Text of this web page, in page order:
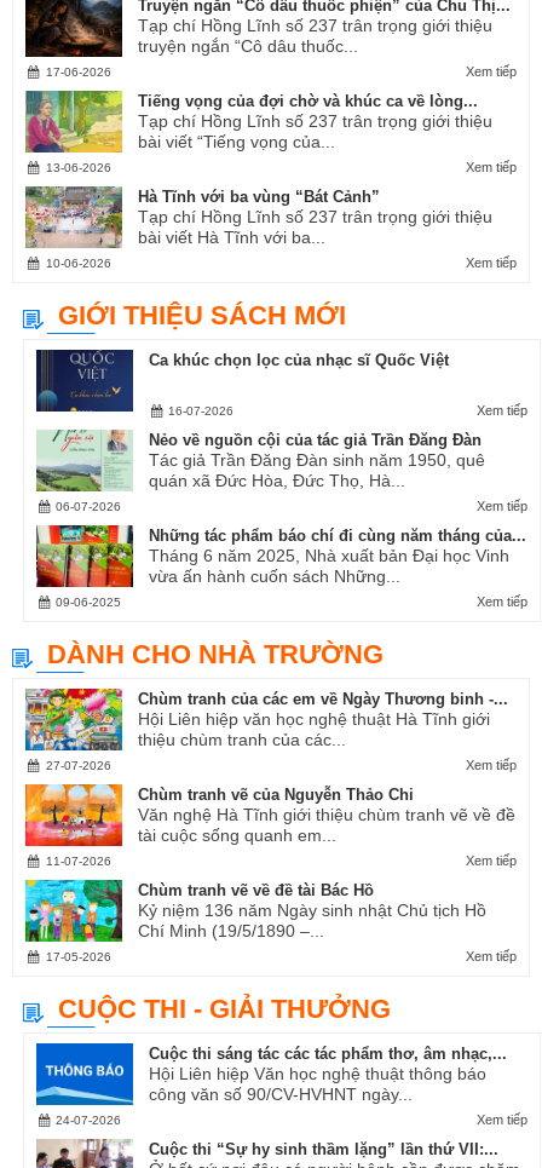
Truyện ngắn “Cô dâu thuốc phiện” của Chu Thị...
Tạp chí Hồng Lĩnh số 237 trân trọng giới thiệu
truyện ngắn “Cô dâu thuốc...
Xem tiếp
17-06-2026
Tiếng vọng của đợi chờ và khúc ca về lòng...
Tạp chí Hồng Lĩnh số 237 trân trọng giới thiệu
bài viết “Tiếng vọng của...
Xem tiếp
13-06-2026
Hà Tĩnh với ba vùng “Bát Cảnh”
Tạp chí Hồng Lĩnh số 237 trân trọng giới thiệu
bài viết Hà Tĩnh với ba...
Xem tiếp
10-06-2026
GIỚI THIỆU SÁCH MỚI
Ca khúc chọn lọc của nhạc sĩ Quốc Việt
Xem tiếp
16-07-2026
Nẻo về nguồn cội của tác giả Trần Đăng Đàn
Tác giả Trần Đăng Đàn sinh năm 1950, quê
quán xã Đức Hòa, Đức Thọ, Hà...
Xem tiếp
06-07-2026
Những tác phẩm báo chí đi cùng năm tháng của...
Tháng 6 năm 2025, Nhà xuất bản Đại học Vinh
vừa ấn hành cuốn sách Những...
Xem tiếp
09-06-2025
DÀNH CHO NHÀ TRƯỜNG
Chùm tranh của các em về Ngày Thương binh -...
Hội Liên hiệp văn học nghệ thuật Hà Tĩnh giới
thiệu chùm tranh của các...
Xem tiếp
27-07-2026
Chùm tranh vẽ của Nguyễn Thảo Chi
Văn nghệ Hà Tĩnh giới thiệu chùm tranh vẽ về đề
tài cuộc sống quanh em...
Xem tiếp
11-07-2026
Chùm tranh vẽ về đề tài Bác Hồ
Kỷ niệm 136 năm Ngày sinh nhật Chủ tịch Hồ
Chí Minh (19/5/1890 –...
Xem tiếp
17-05-2026
CUỘC THI - GIẢI THƯỞNG
Cuộc thi sáng tác các tác phẩm thơ, âm nhạc,...
Hội Liên hiệp Văn học nghệ thuật thông báo
công văn số 90/CV-HVHNT ngày...
Xem tiếp
24-07-2026
Cuộc thi “Sự hy sinh thầm lặng” lần thứ VII:...